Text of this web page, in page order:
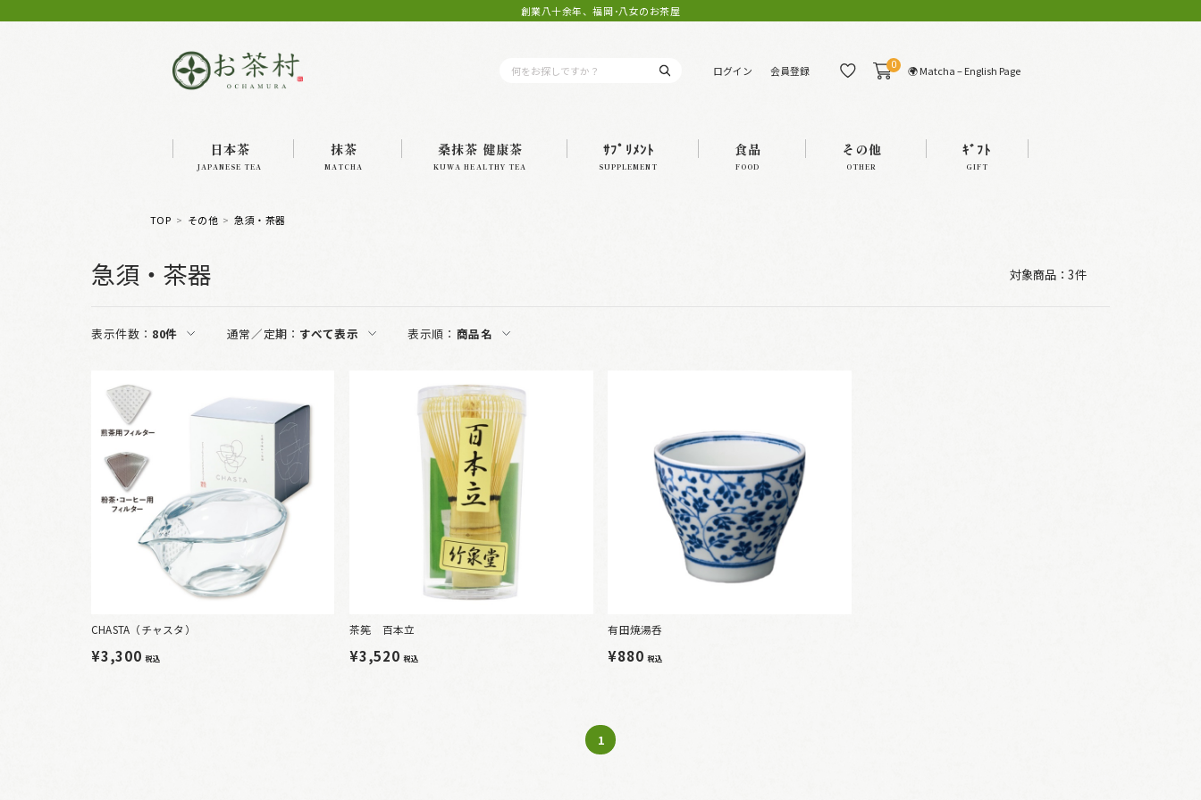
創業八十余年、福岡･八女のお茶屋
ログイン 会員登録 0 🌍 Matcha – English Page
日本茶
JAPANESE TEA
抹茶
MATCHA
桑抹茶 健康茶
KUWA HEALTHY TEA
ｻﾌﾟﾘﾒﾝﾄ
SUPPLEMENT
食品
FOOD
その他
OTHER
ｷﾞﾌﾄ
GIFT
TOP その他 急須・茶器
急須・茶器 対象商品：3件
表示件数： 80件 通常／定期： すべて表示 表示順： 商品名
CHASTA（チャスタ）
¥3,300税込
茶筅 百本立
¥3,520税込
有田焼湯呑
¥880税込
1